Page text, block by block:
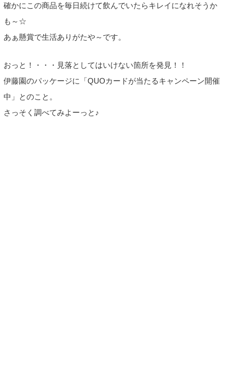
確かにこの商品を毎日続けて飲んでいたらキレイになれそうか
も～☆
あぁ懸賞で生活ありがたや～です。
おっと！・・・見落としてはいけない箇所を発見！！
伊藤園のパッケージに「QUOカードが当たるキャンペーン開催
中」とのこと。
さっそく調べてみよーっと♪